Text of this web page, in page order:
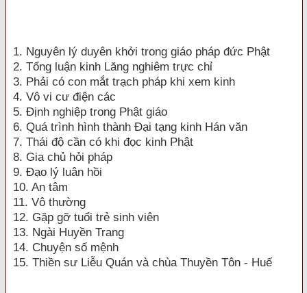
1. Nguyên lý duyên khởi trong giáo pháp đức Phật
2. Tổng luận kinh Lăng nghiêm trực chỉ
3. Phải có con mắt trạch pháp khi xem kinh
4. Vô vi cư điện các
5. Ðịnh nghiệp trong Phật giáo
6. Quá trình hình thành Ðại tạng kinh Hán văn
7. Thái độ cần có khi đọc kinh Phật
8. Gia chủ hỏi pháp
9. Ðạo lý luân hồi
10. An tâm
11. Vô thường
12. Gặp gỡ tuổi trẻ sinh viên
13. Ngài Huyền Trang
14. Chuyện số mệnh
15. Thiền sư Liễu Quán và chùa Thuyền Tôn - Huế